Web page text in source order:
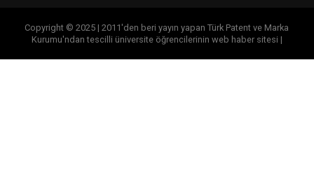
Copyright © 2025 | 2011'den beri yayın yapan Türk Patent ve Marka
Kurumu'ndan tescilli üniversite öğrencilerinin web haber sitesi |